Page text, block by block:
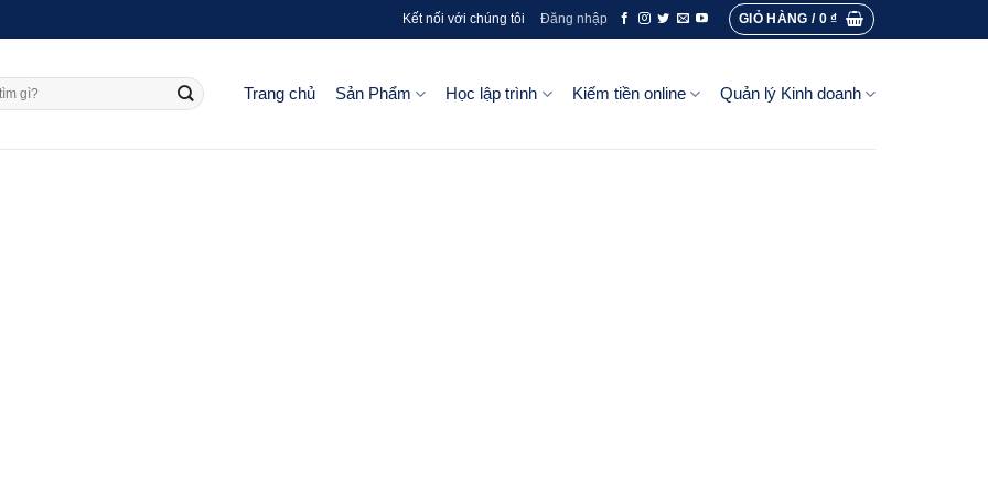
Kết nối với chúng tôi Đăng nhập GIỎ HÀNG / 0₫
Trang chủ Sản Phẩm Học lập trình Kiếm tiền online Quản lý Kinh doanh